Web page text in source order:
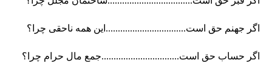
اگر جهنم حق است.................................این همه ناحقی چرا؟
اگر حساب حق است................................جمع مال حرام چرا؟